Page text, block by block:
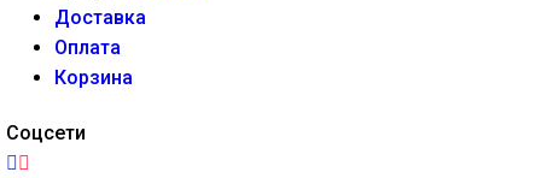
Доставка
Оплата
Корзина
Соцсети